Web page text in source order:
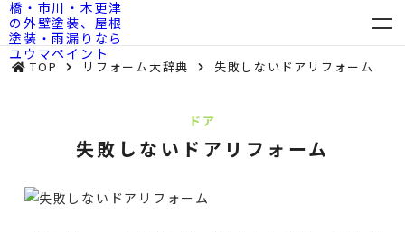
TOP リフォーム大辞典 失敗しないドアリフォーム
ドア
失敗しないドアリフォーム